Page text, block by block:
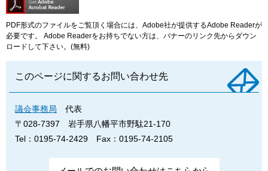
PDF形式のファイルをご覧頂く場合には、Adobe社が提供するAdobe Readerが
必要です。
Adobe Readerをお持ちでない方は、バナーのリンク先からダウン
ロードして下さい。(無料)
このページに関するお問い合わせ先
議会事務局
代表
〒028-7397
岩手県八幡平市野駄21-170
Tel：0195-74-2429
Fax：0195-74-2105